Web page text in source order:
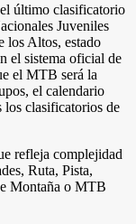
último clasificatorio
Juveniles
los Altos, estado
el sistema oficial de
el MTB será la
el calendario
los clasificatorios de
refleja complejidad
Ruta, Pista,
Montaña o MTB